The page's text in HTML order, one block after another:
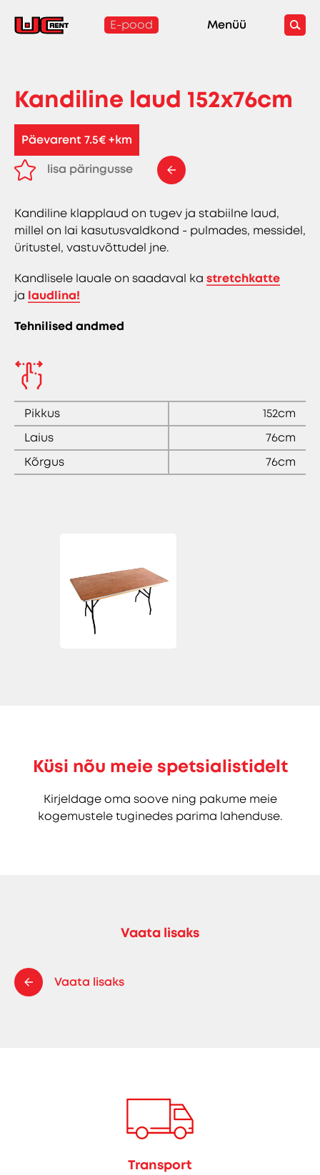
E-pood Menüü
Kandiline laud 152x76cm
Päevarent 7.5€ +km
lisa päringusse
Kandiline klapplaud on tugev ja stabiilne laud,
millel on lai kasutusvaldkond - pulmades, messidel,
üritustel, vastuvõttudel jne.
Kandlisele lauale on saadaval ka stretchkatte
ja laudlina!
Tehnilised andmed
Pikkus
152cm
Laius
76cm
Kõrgus
76cm
Küsi nõu meie spetsialistidelt
Kirjeldage oma soove ning pakume meie
kogemustele tuginedes parima lahenduse.
Vaata lisaks
Vaata lisaks
Transport